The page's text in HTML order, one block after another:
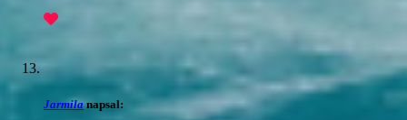
Jarmila napsal: